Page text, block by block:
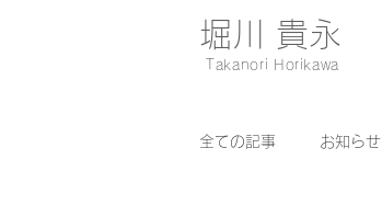
堀川 貴永
Takanori Horikawa
全ての記事 お知らせ